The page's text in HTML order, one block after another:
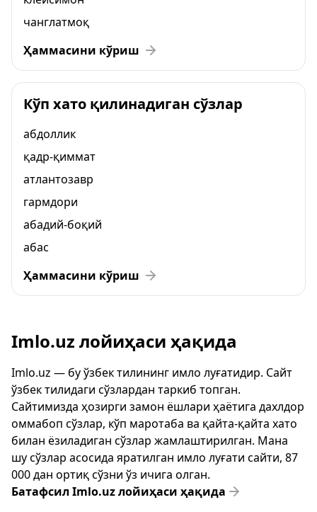
чанглатмоқ
Ҳаммасини кўриш
Кўп хато қилинадиган сўзлар
абдоллик
қадр-қиммат
атлантозавр
гармдори
абадий-боқий
абас
Ҳаммасини кўриш
Imlo.uz лойиҳаси ҳақида
Imlo.uz — бу ўзбек тилининг имло луғатидир. Сайт
ўзбек тилидаги сўзлардан таркиб топган.
Сайтимизда ҳозирги замон ёшлари ҳаётига дахлдор
оммабоп сўзлар, кўп маротаба ва қайта-қайта хато
билан ёзиладиган сўзлар жамлаштирилган. Мана
шу сўзлар асосида яратилган имло луғати сайти, 87
000 дан ортиқ сўзни ўз ичига олган.
Батафсил Imlo.uz лойиҳаси ҳақида